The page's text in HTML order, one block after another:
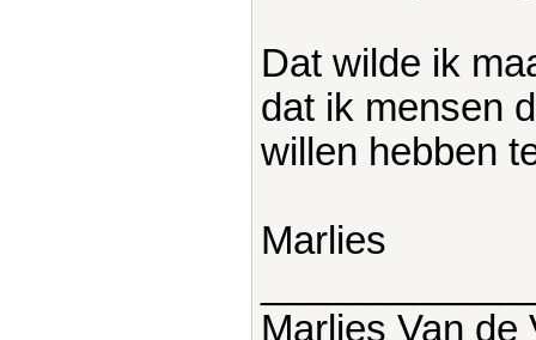
Dat wilde ik
dat ik mensen
willen hebben
Marlies
Marlies Van de